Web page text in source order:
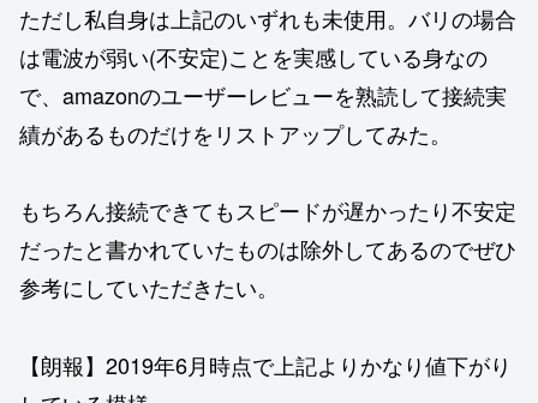
ただし私自身は上記のいずれも未使用。バリの場合
は電波が弱い(不安定)ことを実感している身なの
で、amazonのユーザーレビューを熟読して接続実
績があるものだけをリストアップしてみた。
もちろん接続できてもスピードが遅かったり不安定
だったと書かれていたものは除外してあるのでぜひ
参考にしていただきたい。
【朗報】2019年6月時点で上記よりかなり値下がり